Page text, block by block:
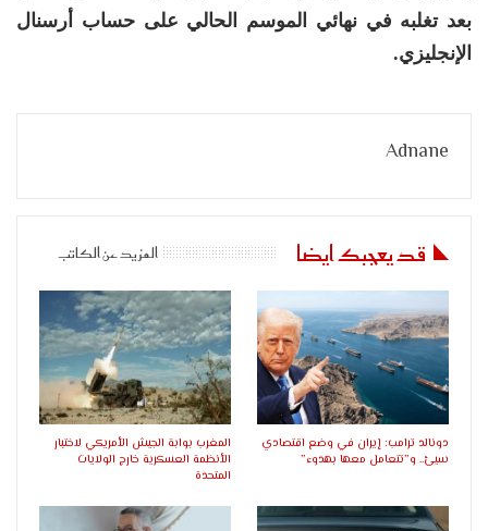
بعد تغلبه في نهائي الموسم الحالي على حساب أرسنال
الإنجليزي.
Adnane
قد يعجبك ايضا المزيد عن الكاتب
دونالد ترامب: إيران في وضع اقتصادي
سيئ.. و”تتعامل معها بهدوء”
المغرب بوابة الجيش الأمريكي لاختبار
الأنظمة العسكرية خارج الولايات
المتحدة